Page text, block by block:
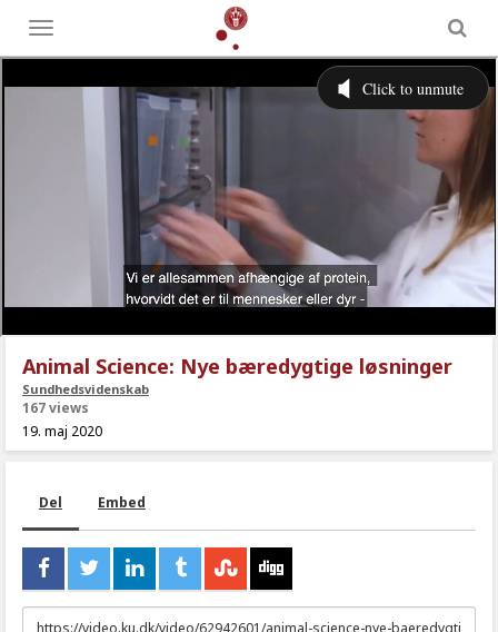
Toggle
menu
Animal Science: Nye bæredygtige løsninger
Sundhedsvidenskab
167 views
19. maj 2020
Del Embed
URL